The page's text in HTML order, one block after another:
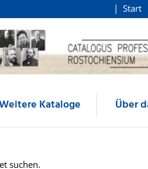
Start
Kataloge Über
suchen.